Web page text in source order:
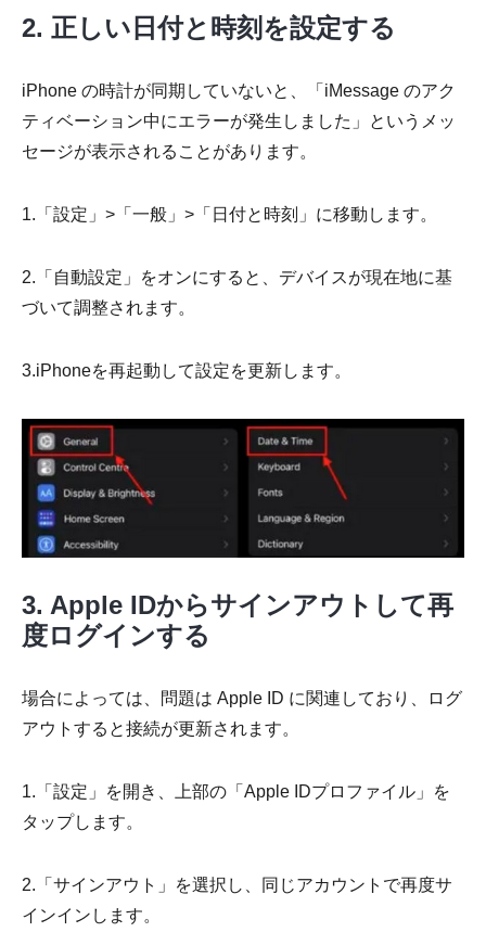
2. 正しい日付と時刻を設定する
iPhone の時計が同期していないと、「iMessage のアク
ティベーション中にエラーが発生しました」というメッ
セージが表示されることがあります。
1.「設定」>「一般」>「日付と時刻」に移動します。
2.「自動設定」をオンにすると、デバイスが現在地に基
づいて調整されます。
3.iPhoneを再起動して設定を更新します。
3. Apple IDからサインアウトして再
度ログインする
場合によっては、問題は Apple ID に関連しており、ログ
アウトすると接続が更新されます。
1.「設定」を開き、上部の「Apple IDプロファイル」を
タップします。
2.「サインアウト」を選択し、同じアカウントで再度サ
インインします。